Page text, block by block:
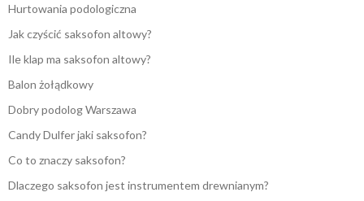
Hurtowania podologiczna
Jak czyścić saksofon altowy?
Ile klap ma saksofon altowy?
Balon żołądkowy
Dobry podolog Warszawa
Candy Dulfer jaki saksofon?
Co to znaczy saksofon?
Dlaczego saksofon jest instrumentem drewnianym?